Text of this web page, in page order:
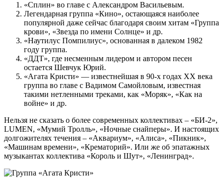
«Сплин» во главе с Александром Васильевым.
Легендарная группа «Кино», остающаяся наиболее
популярной даже сейчас благодаря своим хитам «Группа
крови», «Звезда по имени Солнце» и др.
«Наутилус Помпилиус», основанная в далеком 1982
году группа.
«ДДТ», где несменным лидером и автором песен
остается Шевчук Юрий.
«Агата Кристи» — известнейшая в 90-х годах XX века
группа во главе с Вадимом Самойловым, известная
такими нетленными треками, как «Моряк», «Как на
войне» и др.
Нельзя не сказать о более современных коллективах – «БИ-2»,
LUMEN, «Мумий Тролль», «Ночные снайперы». И настоящих
долгожителях течения – «Аквариум», «Алиса», «Пикник»,
«Машинам времени», «Крематорий». Или же об эпатажных
музыкантах коллектива «Король и Шут», «Ленинград».